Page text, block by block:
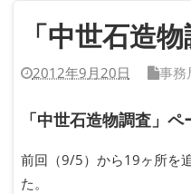
「中世石造
2012年9月20日 事務
「中世石造物調査」ペ
前回（9/5）から19ヶ所を
た。